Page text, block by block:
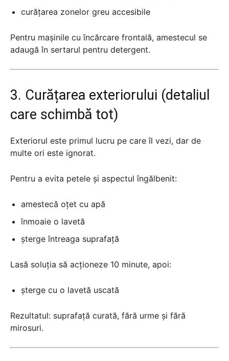
curățarea zonelor greu accesibile
Pentru mașinile cu încărcare frontală, amestecul se
adaugă în sertarul pentru detergent.
3. Curățarea exteriorului (detaliul
care schimbă tot)
Exteriorul este primul lucru pe care îl vezi, dar de
multe ori este ignorat.
Pentru a evita petele și aspectul îngălbenit:
amestecă oțet cu apă
înmoaie o lavetă
șterge întreaga suprafață
Lasă soluția să acționeze 10 minute, apoi:
șterge cu o lavetă uscată
Rezultatul: suprafață curată, fără urme și fără
mirosuri.